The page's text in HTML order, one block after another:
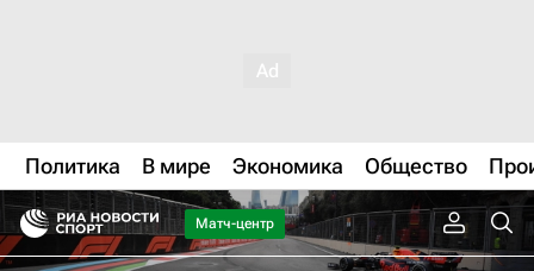
Политика В мире Экономика Общество
Матч-центр